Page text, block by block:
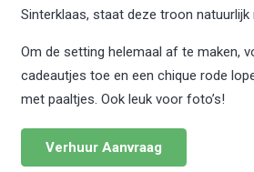
Sinterklaas, staat deze troon natuurlijk
Om de setting helemaal af te maken,
cadeautjes toe en een chique rode
met paaltjes. Ook leuk voor foto’s!
Verhuur Aanvraag